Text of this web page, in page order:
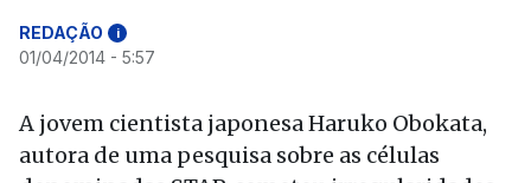
REDAÇÃO i
01/04/2014 - 5:57
A jovem cientista japonesa Haruko Obokata,
autora de uma pesquisa sobre as células